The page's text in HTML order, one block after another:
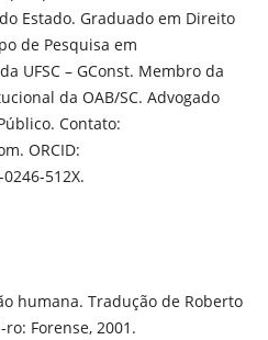
Estado. Graduado em Direito
de Pesquisa em
UFSC – GConst. Membro da
da OAB/SC. Advogado
Contato:
ORCID:
512X.
humana. Tradução de Roberto
ro: Forense, 2001.